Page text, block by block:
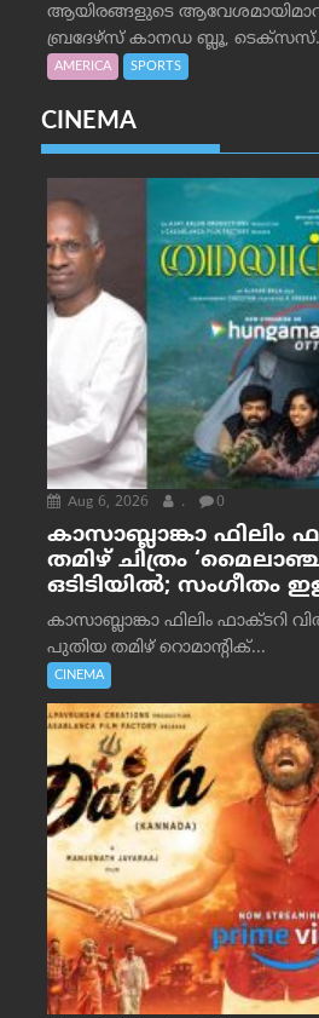
ആയിരങ്ങളുടെ
ബ്രദേഴ്‌സ് കാനഡ ബ്ലൂ,
AMERICA SPORTS
CINEMA
Aug 6, 2026 . 0
കാസാബ്ലാങ്കാ ഫിലിം
തമിഴ് ചിത്രം
ഒടിടിയിൽ; സംഗീതം
കാസാബ്ലാങ്കാ ഫിലിം ഫാക്ടറി
പുതിയ തമിഴ് റൊമാന്റിക്...
CINEMA